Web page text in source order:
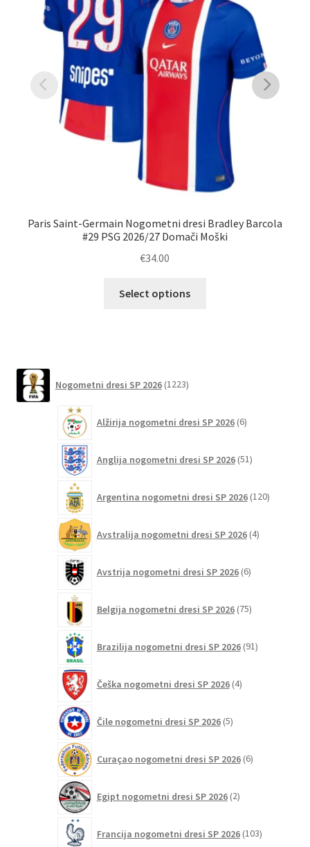
Paris Saint-Germain Nogometni dresi Bradley Barcola
#29 PSG 2026/27 Domači Moški
€34.00
Select options
na
izdelka
Nogometni dresi SP 2026 1223izdelkov
Alžirija nogometni dresi SP 2026 6izdelkov
Anglija nogometni dresi SP 2026 51izdelkov
Argentina nogometni dresi SP 2026 120izdelkov
Avstralija nogometni dresi SP 2026 4izdelki
Avstrija nogometni dresi SP 2026 6izdelkov
Belgija nogometni dresi SP 2026 75izdelkov
Brazilija nogometni dresi SP 2026 91izdelkov
Češka nogometni dresi SP 2026 4izdelki
Čile nogometni dresi SP 2026 5izdelkov
Curaçao nogometni dresi SP 2026 6izdelkov
Egipt nogometni dresi SP 2026 2izdelka
Francija nogometni dresi SP 2026 103izdelki